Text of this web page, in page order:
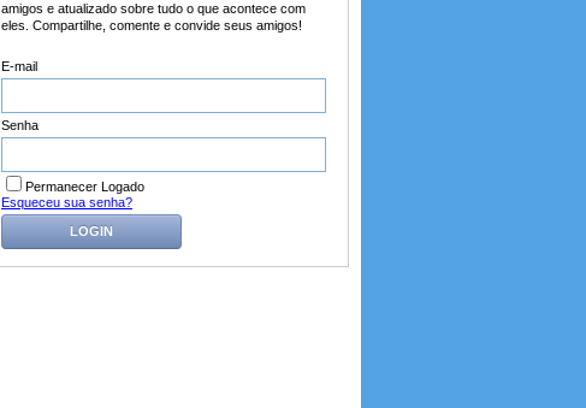
amigos e atualizado sobre tudo o que acontece com
eles. Compartilhe, comente e convide seus amigos!
E-mail
Senha
Permanecer Logado
Esqueceu sua senha?
LOGIN